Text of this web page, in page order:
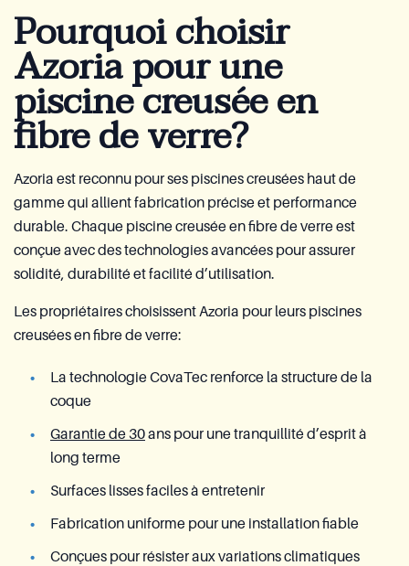
Pourquoi choisir
Azoria pour une
piscine creusée en
fibre de verre?
Azoria est reconnu pour ses piscines creusées haut de
gamme qui allient fabrication précise et performance
durable. Chaque piscine creusée en fibre de verre est
conçue avec des technologies avancées pour assurer
solidité, durabilité et facilité d’utilisation.
Les propriétaires choisissent Azoria pour leurs piscines
creusées en fibre de verre:
La technologie CovaTec renforce la structure de la
coque
Garantie de 30ans pour une tranquillité d’esprit à
long terme
Surfaces lisses faciles à entretenir
Fabrication uniforme pour une installation fiable
Conçues pour résister aux variations climatiques